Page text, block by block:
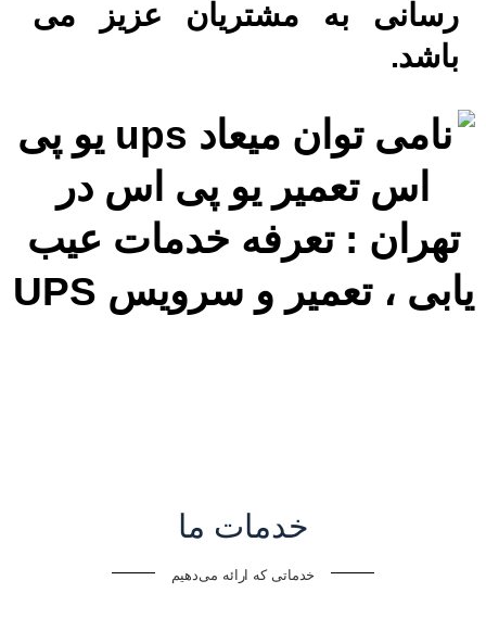
رسانی به مشتریان عزیز می
باشد.
خدمات ما
خدماتی که ارائه می‌دهیم